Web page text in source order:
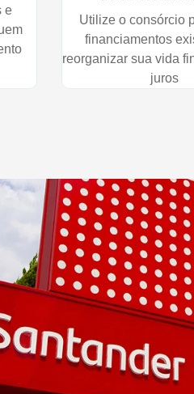
e
Utilize o consórcio
financiamentos
reorganizar sua vida
juros